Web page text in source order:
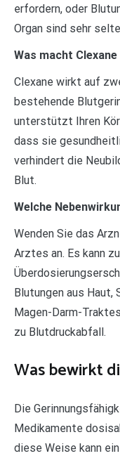
erfordern, oder
Organ sind sehr
Was macht
Clexane wirkt auf
bestehende
unterstützt Ihren
dass sie
verhindert die
Blut.
Welche
Wenden Sie das
Arztes an. Es kann
Blutungen aus Haut,
Magen-Darm-
zu Blutdruckabfall.
Was bewirkt
Die
Medikamente
diese Weise kann